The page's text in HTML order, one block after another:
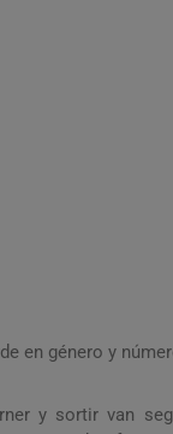
en género y
y sortir van